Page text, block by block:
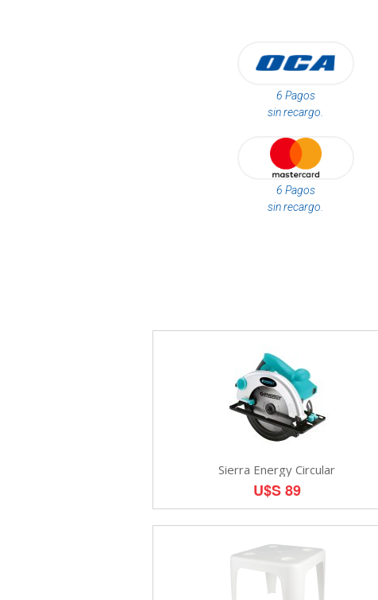
6 Pagos
sin recargo.
6 Pagos
sin recargo.
Sierra Energy Circular
U$S 89